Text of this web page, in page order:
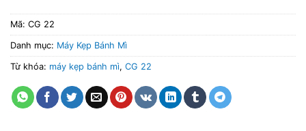
Mã: CG 22
Danh mục: Máy Kẹp Bánh Mì
Từ khóa: máy kẹp bánh mì, CG 22